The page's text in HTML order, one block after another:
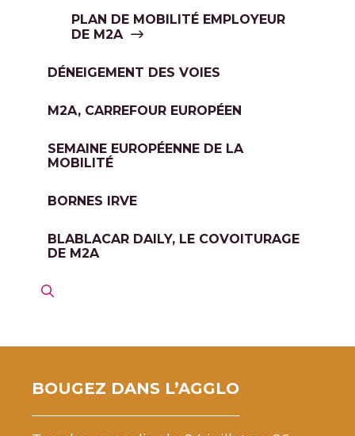
PLAN DE MOBILITÉ EMPLOYEUR
DE M2A
DÉNEIGEMENT DES VOIES
M2A, CARREFOUR EUROPÉEN
SEMAINE EUROPÉENNE DE LA
MOBILITÉ
BORNES IRVE
BLABLACAR DAILY, LE COVOITURAGE
DE M2A
BOUGEZ DANS L’AGGLO